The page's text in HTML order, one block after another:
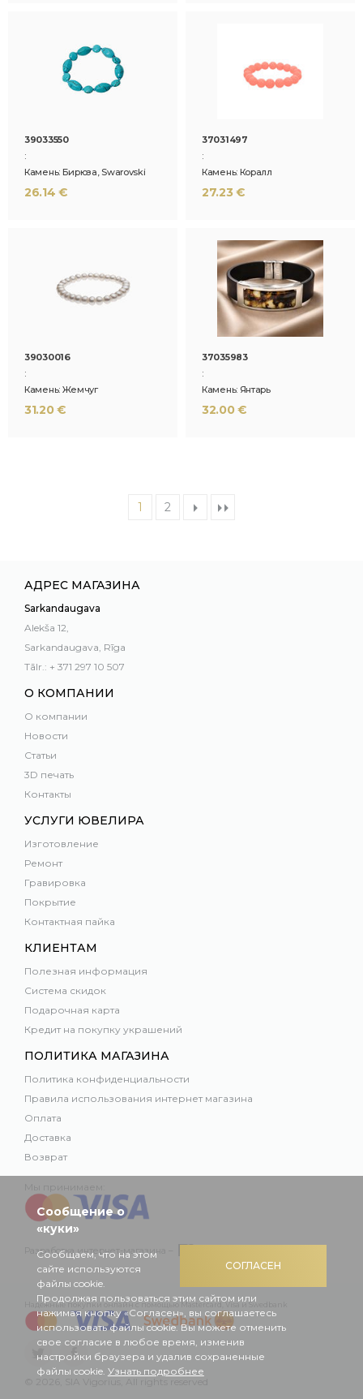
39033550
:
Камень: Бирюза, Swarovski
26.14 €
37031497
:
Камень: Коралл
27.23 €
39030016
:
Камень: Жемчуг
31.20 €
37035983
:
Камень: Янтарь
32.00 €
1 2
АДРЕС МАГАЗИНА
Sarkandaugava
Alekša 12,
Sarkandaugava, Rīga
Tālr.: + 371 297 10 507
О КОМПАНИИ
О компании
Новости
Статьи
3D печать
Контакты
УСЛУГИ ЮВЕЛИРА
Изготовление
Ремонт
Гравировка
Покрытие
Контактная пайка
КЛИЕНТАМ
Полезная информация
Система скидок
Подарочная карта
Кредит на покупку украшений
ПОЛИТИКА МАГАЗИНА
Политика конфиденциальности
Правила использования интернет магазина
Оплата
Доставка
Возврат
Разработка интернет-магазина –
Надежные покупки онлайн с помощью Mastercard, Visa и Swedbank
СОГЛАСЕН
Сообщение о
«куки»
Сообщаем, что на этом
сайте используются
файлы cookie.
Продолжая пользоваться этим сайтом или
нажимая кнопку «Согласен», вы соглашаетесь
использовать файлы cookie. Вы можете отменить
свое согласие в любое время, изменив
настройки браузера и удалив сохраненные
файлы cookie. Узнать подробнее